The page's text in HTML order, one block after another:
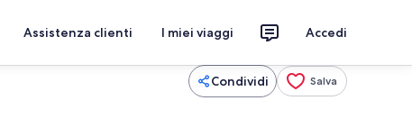
Assistenza clienti I miei viaggi Accedi
Condividi Salva